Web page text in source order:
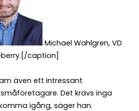
Michael Wahlgren, VD
caption]
även ett intressant
Det krävs inga
igång, säger han.